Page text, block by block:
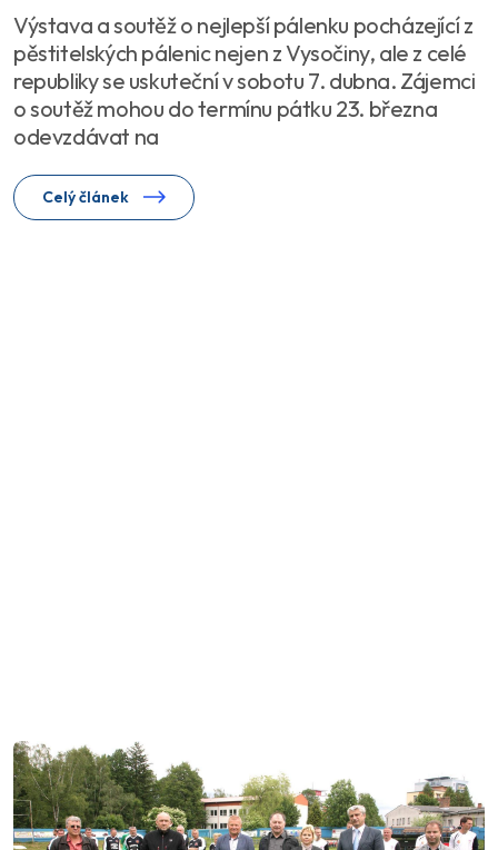
Výstava a soutěž o nejlepší pálenku pocházející z
pěstitelských pálenic nejen z Vysočiny, ale z celé
republiky se uskuteční v sobotu 7. dubna. Zájemci
o soutěž mohou do termínu pátku 23. března
odevzdávat na
Celý článek